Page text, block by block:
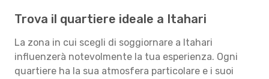
Trova il quartiere ideale a Itahari
La zona in cui scegli di soggiornare a Itahari
influenzerà notevolmente la tua esperienza. Ogni
quartiere ha la sua atmosfera particolare e i suoi